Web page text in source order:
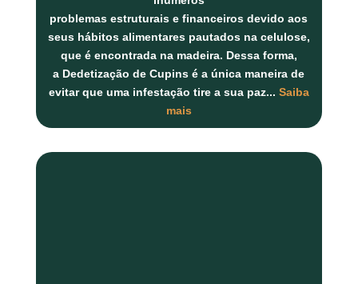
problemasestruturais efinanceiros devido aos
seus hábitos alimentares pautados na celulose,
que é encontrada na madeira. Dessa forma,
a Dedetização de Cupins é a única maneira de
evitar que uma infestação tire a sua paz... Saiba
mais